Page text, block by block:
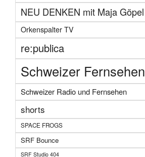
NEU DENKEN mit Maja Göpel
Orkenspalter TV
re:publica
Schweizer Fernsehen
Schweizer Radio und Fernsehen
shorts
SPACE FROGS
SRF Bounce
SRF Studio 404